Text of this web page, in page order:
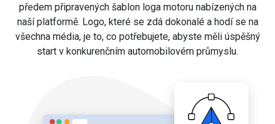
předem připravených šablon loga motoru nabízených na
naší platformě. Logo, které se zdá dokonalé a hodí se na
všechna média, je to, co potřebujete, abyste měli úspěšný
start v konkurenčním automobilovém průmyslu.